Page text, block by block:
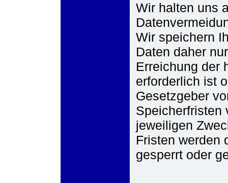
Wir halten uns
Wir speichern
Daten daher
Erreichung der
erforderlich ist
Gesetzgeber
Speicherfristen
jeweiligen
Fristen werden
gesperrt oder